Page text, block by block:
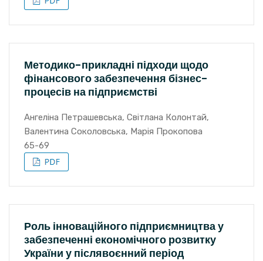
Методико-прикладні підходи щодо
фінансового забезпечення бізнес-
процесів на підприємстві
Ангеліна Петрашевська, Світлана Колонтай,
Валентина Соколовська, Марія Прокопова
65-69
Роль інноваційного підприємництва у
забезпеченні економічного розвитку
України у післявоєнний період